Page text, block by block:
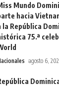
Mundo
hacia
la República
75.ª
agosto 6,